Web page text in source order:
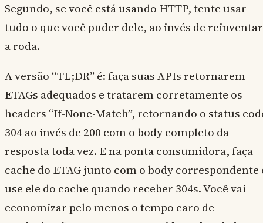
Segundo, se você está usando HTTP, tente usar
tudo o que você puder dele, ao invés de reinventar
a roda.
A versão “TL;DR” é: faça suas APIs retornarem
ETAGs adequados e tratarem corretamente os
headers “If-None-Match”, retornando o status
304 ao invés de 200 com o body completo da
resposta toda vez. E na ponta consumidora, faça
cache do ETAG junto com o body correspondente
use ele do cache quando receber 304s. Você vai
economizar pelo menos o tempo caro de